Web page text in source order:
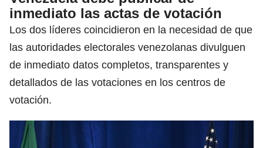
inmediato las actas de votación
Los dos líderes coincidieron en la necesidad de que
las autoridades electorales venezolanas divulguen
de inmediato datos completos, transparentes y
detallados de las votaciones en los centros de
votación.